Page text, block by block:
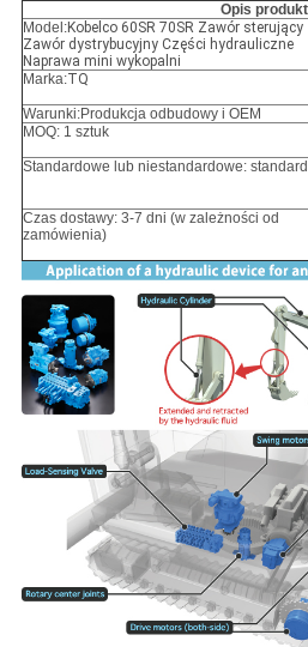
Opis
Model:Kobelco 60SR 70SR Zawór sterujący
Zawór dystrybucyjny Części hydrauliczne
Naprawa mini wykopalni
Marka:TQ
Warunki:Produkcja odbudowy i OEM
MOQ: 1 sztuk
Standardowe lub niestandardowe:
Czas dostawy: 3-7 dni (w zależności od
zamówienia)